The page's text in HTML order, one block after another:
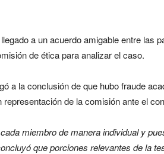
a un acuerdo amigable entre las
de ética para analizar el caso.
a la conclusión de que hubo fraude
de la comisión ante el
miembro de manera individual y
que porciones relevantes de la